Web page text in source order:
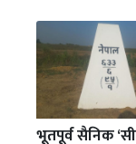
भूतपूर्व सैनिक